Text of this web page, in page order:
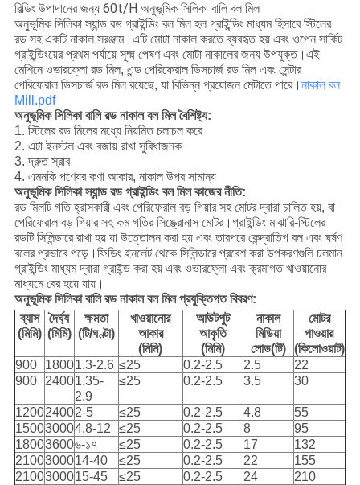
বিল্ডিং উপাদানের জন্য 60t/H অনুভূমিক সিলিকা বালি বল মিল
অনুভূমিক সিলিকা স্যান্ড রড গ্রাইন্ডিং বল মিল হল গ্রাইন্ডিং মাধ্যম হিসাবে স্টিলের
রড সহ একটি নাকাল সরঞ্জাম।এটি মোটা নাকাল করতে ব্যবহৃত হয় এবং ওপেন সার্কিট
গ্রাইন্ডিংয়ের প্রথম পর্যায়ে সূক্ষ্ম পেষণ এবং মোটা নাকালের জন্য উপযুক্ত।এই
মেশিনে ওভারফ্লো রড মিল, এন্ড পেরিফেরাল ডিসচার্জ রড মিল এবং সেন্টার
পেরিফেরাল ডিসচার্জ রড মিল রয়েছে, যা বিভিন্ন প্রয়োজন মেটাতে পারে। নাকাল বল
Mill.pdf
অনুভূমিক সিলিকা বালি রড নাকাল বল মিল বৈশিষ্ট্য:
1. স্টিলের রড মিলের মধ্যে নিয়মিত চলাচল করে
2. এটা ইনস্টল এবং বজায় রাখা সুবিধাজনক
3. দ্রুত স্রাব
4. এমনকি পণ্যের কণা আকার, নাকাল উপর সামান্য
অনুভূমিক সিলিকা স্যান্ড রড গ্রাইন্ডিং বল মিল কাজের নীতি:
রড মিলটি গতি হ্রাসকারী এবং পেরিফেরাল বড় গিয়ার সহ মোটর দ্বারা চালিত হয়, বা
পেরিফেরাল বড় গিয়ার সহ কম গতির সিঙ্ক্রোনাস মোটর।গ্রাইন্ডিং মাঝারি-স্টিলের
রডটি সিলিন্ডারে রাখা হয় যা উত্তোলন করা হয় এবং তারপরে কেন্দ্রাতিগ বল এবং ঘর্ষণ
বলের প্রভাবে পড়ে।ফিডিং ইনলেট থেকে সিলিন্ডারে প্রবেশ করা উপকরণগুলি চলমান
গ্রাইন্ডিং মাধ্যম দ্বারা গ্রাইন্ড করা হয় এবং ওভারফ্লো এবং ক্রমাগত খাওয়ানোর
মাধ্যমে বের হয়ে যায়।
অনুভূমিক সিলিকা বালি রড নাকাল বল মিল প্রযুক্তিগত বিবরণ:
ব্যাস
(মিমি)
দৈর্ঘ্য
(মিমি)
ক্ষমতা
(টি/ঘণ্টা)
খাওয়ানোর
আকার
(মিমি)
আউটপুট
আকৃতি
(মিমি)
নাকাল
মিডিয়া
লোড(টি)
মোটর
পাওয়ার
(কিলোওয়াট)
900
18001.3-2.6 ≤25 0.2-2.5 2.5
22
900 24001.35-
2.9
≤25 0.2-2.5 3.5 30
120024002-5 ≤25 0.2-2.5 4.8
55
150030004.8-12 ≤25 0.2-2.5 8
95
18003600৬-১৭ ≤25 0.2-2.5 17
132
2100300014-40 ≤25 0.2-2.5 22
155
2100300015-45 ≤25 0.2-2.5 24
210